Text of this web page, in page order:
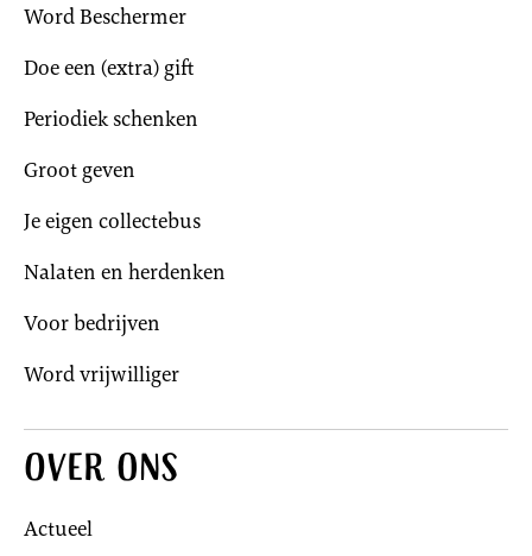
Word Beschermer
Doe een (extra) gift
Periodiek schenken
Groot geven
Je eigen collectebus
Nalaten en herdenken
Voor bedrijven
Word vrijwilliger
Over ons
Actueel